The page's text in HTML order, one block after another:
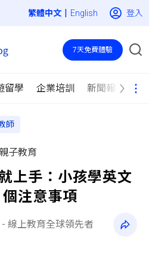
| English 登入
留學 企業培訓 新聞報導
7天免費體驗
師
子教育
上手：小孩學英文
注意事項
線上教育全球領先者